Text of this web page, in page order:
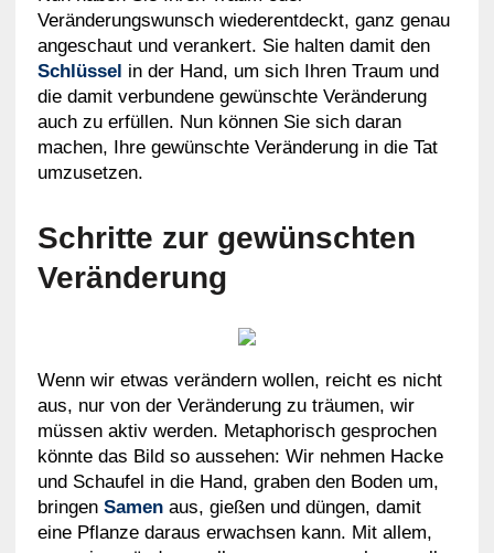
Veränderungswunsch wiederentdeckt, ganz genau
angeschaut und verankert. Sie halten damit den
Schlüssel in der Hand, um sich Ihren Traum und
die damit verbundene gewünschte Veränderung
auch zu erfüllen. Nun können Sie sich daran
machen, Ihre gewünschte Veränderung in die Tat
umzusetzen.
Schritte zur gewünschten
Veränderung
Wenn wir etwas verändern wollen, reicht es nicht
aus, nur von der Veränderung zu träumen, wir
müssen aktiv werden. Metaphorisch gesprochen
könnte das Bild so aussehen: Wir nehmen Hacke
und Schaufel in die Hand, graben den Boden um,
bringen Samenaus, gießen und düngen, damit
eine Pflanze daraus erwachsen kann. Mit allem,